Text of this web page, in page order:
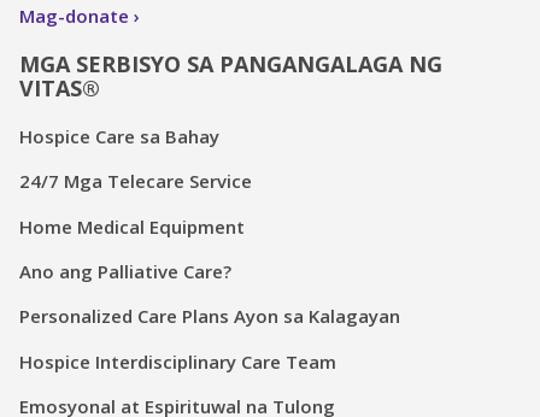
Mag-donate
MGA SERBISYO SA PANGANGALAGA NG
VITAS®
Hospice Care sa Bahay
24/7 Mga Telecare Service
Home Medical Equipment
Ano ang Palliative Care?
Personalized Care Plans Ayon sa Kalagayan
Hospice Interdisciplinary Care Team
Emosyonal at Espirituwal na Tulong